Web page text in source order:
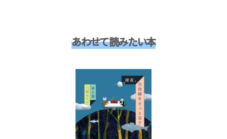
あわせて読みたい本